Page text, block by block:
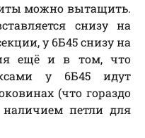
можно вытащить.
снизу на
у 6Б45 снизу на
ещё и в том, что
у 6Б45 идут
(что гораздо
петли для